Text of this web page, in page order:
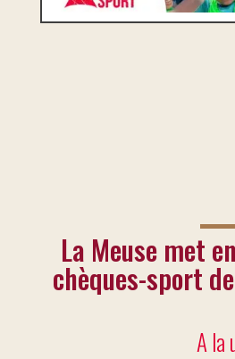
La Meuse met
chèques-sport
A la